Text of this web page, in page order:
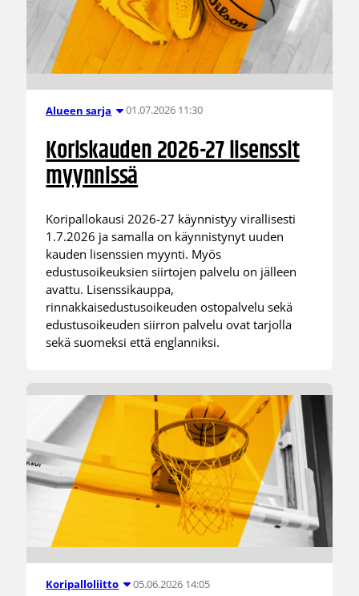
Alueen sarja 01.07.2026 11:30
Koriskauden 2026-27 lisenssit
myynnissä
Koripallokausi 2026-27 käynnistyy virallisesti
1.7.2026 ja samalla on käynnistynyt uuden
kauden lisenssien myynti. Myös
edustusoikeuksien siirtojen palvelu on jälleen
avattu. Lisenssikauppa,
rinnakkaisedustusoikeuden ostopalvelu sekä
edustusoikeuden siirron palvelu ovat tarjolla
sekä suomeksi että englanniksi.
Koripalloliitto 05.06.2026 14:05